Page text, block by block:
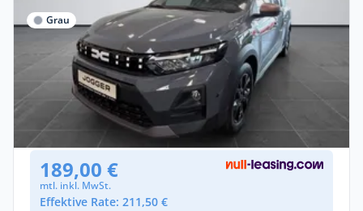
Grau
Dacia Jogger Extreme TCe 110 "Juli-Boost"
Benzin • Manuell •110 PS (81 kW)
Gebraucht
(25 km)• EZ: 06/2026
189,00 €
mtl. inkl. MwSt.
Effektive Rate: 211,50 €